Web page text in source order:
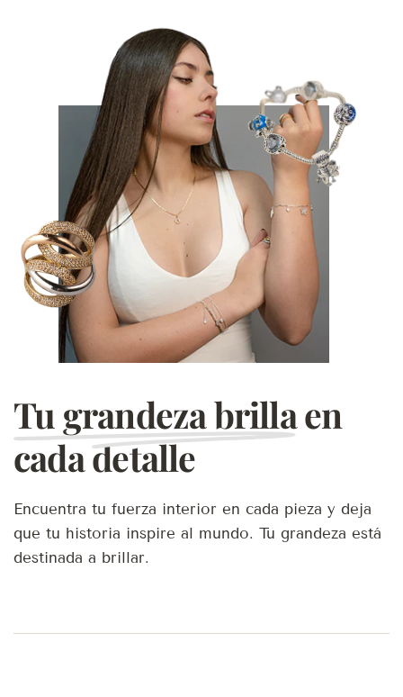
Tu grandeza brillaen
cada detalle
Encuentra tu fuerza interior en cada pieza y deja
que tu historia inspire al mundo. Tu grandeza está
destinada a brillar.